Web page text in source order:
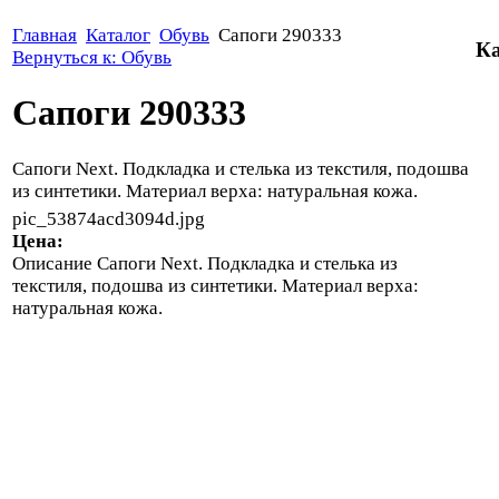
Главная Каталог Обувь Сапоги 290333
Вернуться к: Обувь
Сапоги 290333
Сапоги Next. Подкладка и стелька из текстиля, подошва
из синтетики. Материал верха: натуральная кожа.
pic_53874acd3094d.jpg
Цена:
Описание Сапоги Next. Подкладка и стелька из
текстиля, подошва из синтетики. Материал верха:
натуральная кожа.